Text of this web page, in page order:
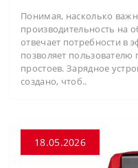
Понимая, насколько
производительность на
отвечает потребности в
позволяет
простоев. Зарядное
создано, чтоб..
18.05.2026